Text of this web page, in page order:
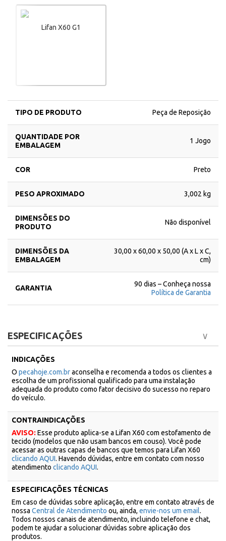
Lifan X60 G1
TIPO DE PRODUTO Peça de Reposição
QUANTIDADE POR
EMBALAGEM
1 Jogo
COR Preto
PESO APROXIMADO 3,002 kg
DIMENSÕES DO
PRODUTO
Não disponível
DIMENSÕES DA
EMBALAGEM
30,00 x 60,00 x 50,00 (A x L x C,
cm)
GARANTIA
90 dias – Conheça nossa
Política de Garantia
ESPECIFICAÇÕES
INDICAÇÕES
O pecahoje.com.braconselha e recomenda a todos os clientes a
escolha de um profissional qualificado para uma instalação
adequada do produto como fator decisivo do sucesso no reparo
do veículo.
CONTRAINDICAÇÕES
AVISO: Esse produto aplica-se a Lifan X60 com estofamento de
tecido (modelos que não usam bancos em couso). Você pode
acessar as outras capas de bancos que temos para Lifan X60
clicando AQUI. Havendo dúvidas, entre em contato com nosso
atendimento clicando AQUI.
ESPECIFICAÇÕES TÉCNICAS
Em caso de dúvidas sobre aplicação, entre em contato através de
nossa Central de Atendimento ou, ainda, envie-nos um email.
Todos nossos canais de atendimento, incluindo telefone e chat,
podem te ajudar a solucionar dúvidas sobre aplicação dos
produtos.